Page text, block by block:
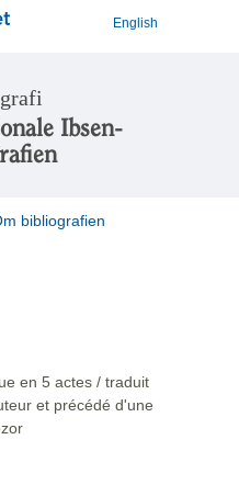
English
Ibsen-
bibliografien
en 5 actes / traduit
et précédé d'une